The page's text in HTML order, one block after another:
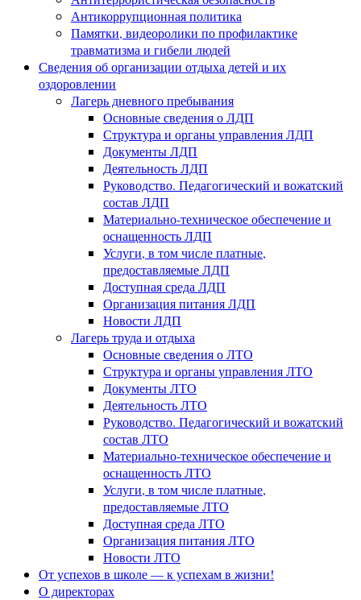
Антикоррупционная политика
Памятки, видеоролики по профилактике
травматизма и гибели людей
Сведения об организации отдыха детей и их
оздоровлении
Лагерь дневного пребывания
Основные сведения о ЛДП
Структура и органы управления ЛДП
Документы ЛДП
Деятельность ЛДП
Руководство. Педагогический и вожатский
состав ЛДП
Материально-техническое обеспечение и
оснащенность ЛДП
Услуги, в том числе платные,
предоставляемые ЛДП
Доступная среда ЛДП
Организация питания ЛДП
Новости ЛДП
Лагерь труда и отдыха
Основные сведения о ЛТО
Структура и органы управления ЛТО
Документы ЛТО
Деятельность ЛТО
Руководство. Педагогический и вожатский
состав ЛТО
Материально-техническое обеспечение и
оснащенность ЛТО
Услуги, в том числе платные,
предоставляемые ЛТО
Доступная среда ЛТО
Организация питания ЛТО
Новости ЛТО
От успехов в школе — к успехам в жизни!
О директорах